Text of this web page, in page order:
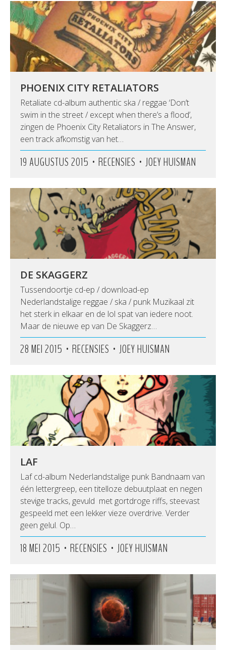
PHOENIX CITY RETALIATORS
Retaliate cd-album authentic ska / reggae ‘Don’t
swim in the street / except when there’s a flood’,
zingen de Phoenix City Retaliators in The Answer,
een track afkomstig van het…
19 AUGUSTUS 2015 • RECENSIES • JOEY HUISMAN
DE SKAGGERZ
Tussendoortje cd-ep / download-ep
Nederlandstalige reggae / ska / punk Muzikaal zit
het sterk in elkaar en de lol spat van iedere noot.
Maar de nieuwe ep van De Skaggerz…
28 MEI 2015 • RECENSIES • JOEY HUISMAN
LAF
Laf cd-album Nederlandstalige punk Bandnaam van
één lettergreep, een titelloze debuutplaat en negen
stevige tracks, gevuld met gortdroge riffs, steevast
gespeeld met een lekker vieze overdrive. Verder
geen gelul. Op…
18 MEI 2015 • RECENSIES • JOEY HUISMAN